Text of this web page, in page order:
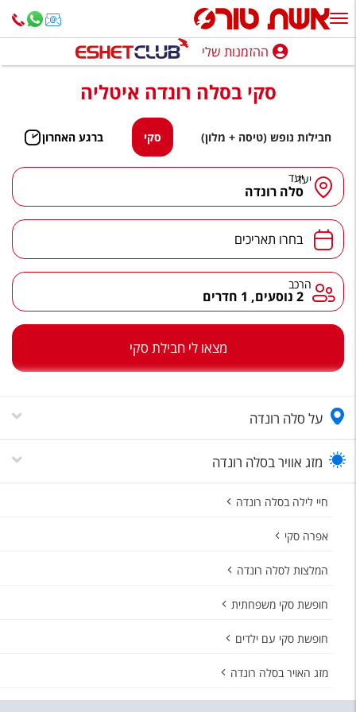
ההזמנות שלי
נופש בארץ
חופשה לפי סגנון
מלונות באילת
טיולים מאורגנים
סגנונות טיול
הרגע האחרון
Русский
קרוז
שירות לקוחות
טופס צור קשר
עקבו אחרינו
ההזמנות שלי
סקי בסלה רונדה איטליה
חבילות נופש (טיסה + מלון) סקי ברגע האחרון
יעדיעד
סלה רונדה
בחרו תאריכים
הרכב
2 נוסעים, 1 חדרים
מצאו לי חבילת סקי
על סלה רונדה
מזג אוויר בסלה רונדה
חיי לילה בסלה רונדה
אפרה סקי
המלצות לסלה רונדה
חופשת סקי משפחתית
חופשת סקי עם ילדים
מזג האויר בסלה רונדה